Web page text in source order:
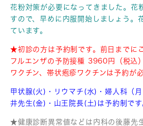
花粉対策が必要になってきました。花
すので、早めに内服開始しましょう。
ています。
★初診の方は予約制です。前日までに
フルエンザの予防接種 3960円（税込
ワクチン、帯状疱疹ワクチンは予約が必
甲状腺(火)・リウマチ(水)・婦人科（
井先生(金)・山王院長(土)は予約制です
★健康診断異常値などは内科の後藤先